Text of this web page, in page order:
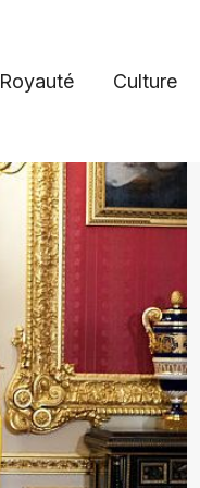
Royauté Culture